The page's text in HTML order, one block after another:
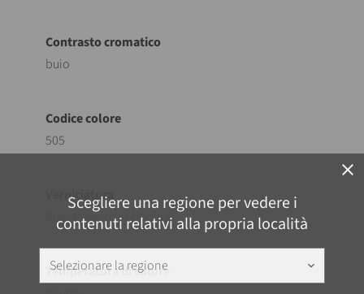
close
Scegliere una regione per vedere i
contenuti relativi alla propria località
Selezionare la regione keyboard_arrow_down
buio
505
Rivestimento in bobina